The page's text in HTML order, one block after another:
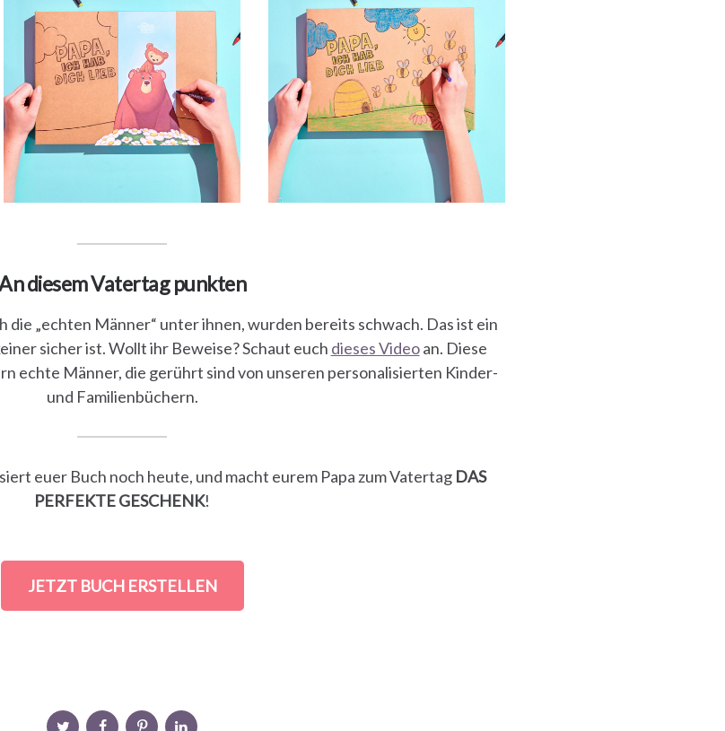
diesem Vatertag punkten
die „echten Männer“ unter ihnen, wurden bereits schwach. Das ist ein
sicher ist. Wollt ihr Beweise? Schaut euch dieses Videoan. Diese
echte Männer, die gerührt sind von unseren personalisierten Kinder-
und Familienbüchern.
euer Buch noch heute, und macht eurem Papa zum Vatertag DAS
PERFEKTE GESCHENK!
JETZT BUCH ERSTELLEN